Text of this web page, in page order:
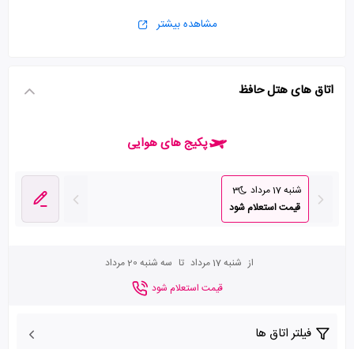
مشاهده بیشتر
اتاق های هتل حافظ
پکیج های هوایی
شنبه 17 مرداد
3
قیمت استعلام شود
از شنبه 17 مرداد تا سه شنبه 20 مرداد
قیمت استعلام شود
فیلتر اتاق ها